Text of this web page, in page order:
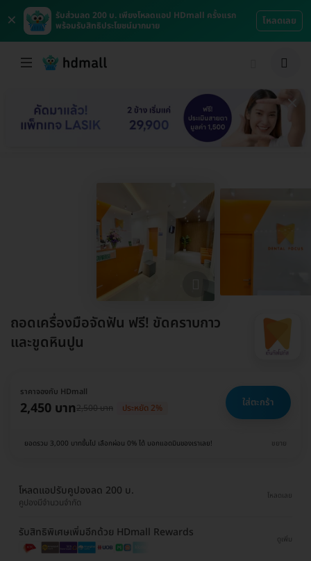
×
รับส่วนลด 200 บ. เพียงโหลดแอป HDmall ครั้งแรก
พร้อมรับสิทธิประโยชน์มากมาย
โหลดเลย
ถอดเครื่องมือจัดฟัน ฟรี! ขัดคราบกาว
และขูดหินปูน
ราคาจองกับ HDmall
2,450 บาท2,500 บาท ประหยัด 2% ใส่ตะกร้า
ยอดรวม 3,000 บาทขึ้นไป เลือกผ่อน 0% ได้ บอกแอดมินของเราเลย! ขยาย
โหลดแอปรับคูปองลด 200 บ.
คูปองมีจำนวนจำกัด
โหลดเลย
รับสิทธิพิเศษเพิ่มอีกด้วย HDmall Rewards
ดูเพิ่ม